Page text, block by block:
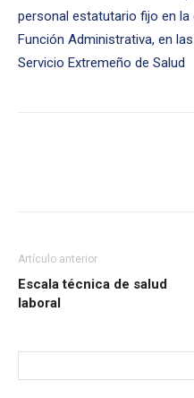
personal estatutario fijo en la
Función Administrativa, en
Servicio Extremeño de Salud
Artículo anterior
Escala técnica de salud
laboral